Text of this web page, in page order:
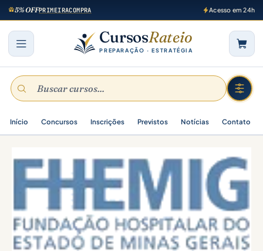
5% OFFPRIMEIRACOMPRA Acesso em 24h
CursosRateio
PREPARAÇÃO · ESTRATÉGIA
Início Concursos Inscrições Previstos Notícias Contato